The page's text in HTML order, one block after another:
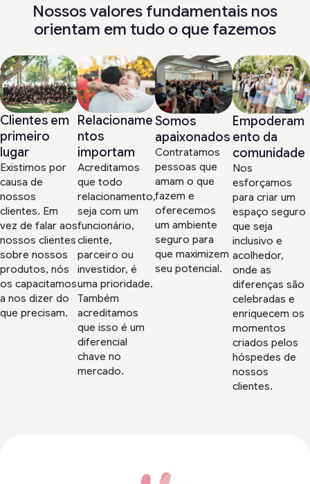
Nossos valores fundamentais nos
orientam em tudo o que fazemos
Clientes em
primeiro
lugar
Existimos por
causa de
nossos
clientes. Em
vez de falar aos
nossos clientes
sobre nossos
produtos, nós
os capacitamos
a nos dizer do
que precisam.
Relacioname
ntos
importam
Acreditamos
que todo
relacionamento,
seja com um
funcionário,
cliente,
parceiro ou
investidor, é
uma prioridade.
Também
acreditamos
que isso é um
diferencial
chave no
mercado.
Somos
apaixonados
Contratamos
pessoas que
amam o que
fazem e
oferecemos
um ambiente
seguro para
que maximizem
seu potencial.
Empoderam
ento da
comunidade
Nos
esforçamos
para criar um
espaço seguro
que seja
inclusivo e
acolhedor,
onde as
diferenças são
celebradas e
enriquecem os
momentos
criados pelos
hóspedes de
nossos
clientes.